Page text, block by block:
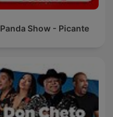
Panda Show - Picante